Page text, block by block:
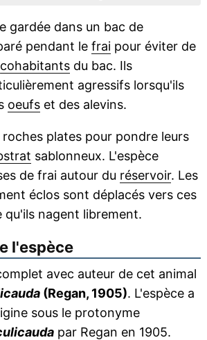
gardée dans un bac de
pendant le fraipour éviter de
cohabitantsdu bac. Ils
agressifs lorsqu'ils
oeufset des alevins.
plates pour pondre leurs
sablonneux. L'espèce
de frai autour du réservoir. Les
éclos sont déplacés vers ces
qu'ils nagent librement.
l'espèce
avec auteur de cet animal
(Regan, 1905). L'espèce a
sous le protonyme
par Regan en 1905.